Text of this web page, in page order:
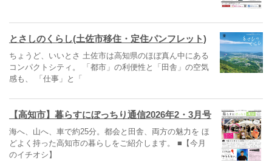
とさしのくらし(土佐市移住・定住パンフレット)
ちょうど、いいとさ 土佐市は高知県のほぼ真ん中にある
コンパクトシティ。 「都市」の利便性と「田舎」の空気
感も、 「仕事」と「
【高知市】暮らすにぼっちり通信2026年2・3月号
海へ、山へ、車で約25分。都会と田舎、両方の魅力を ほ
どよく持った高知市の暮らしをご紹介します。 ■【今月
のイチオシ】